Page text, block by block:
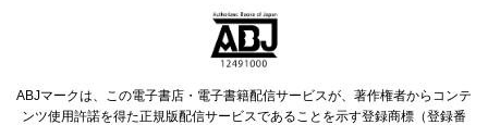
ABJマークは、この電子書店・電子書籍配信サービスが、著作権者からコンテ
ンツ使用許諾を得た正規版配信サービスであることを示す登録商標（登録番